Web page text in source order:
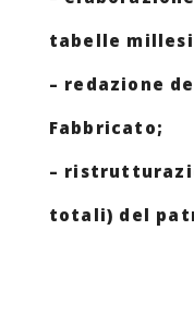
tabelle
– redazione
Fabbricato;
–
totali) del